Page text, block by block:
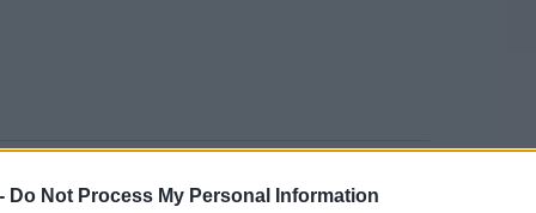
Do Not Process My Personal Information
την Πέμπτη, μια ανάγνωση του